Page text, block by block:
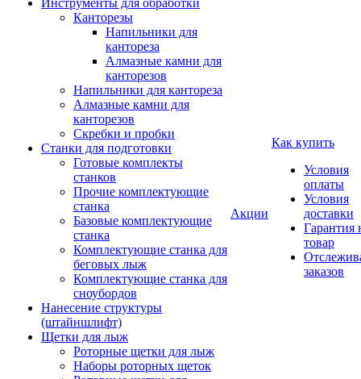
Инструменты для обработки
Канторезы
Напильники для
кантореза
Алмазные камни для
канторезов
Напильники для кантореза
Алмазные камни для
канторезов
Скребки и пробки
Станки для подготовки
Готовые комплекты
станков
Прочие комплектующие
станка
Базовые комплектующие
станка
Комплектующие станка для
беговых лыж
Комплектующие станка для
сноубордов
Нанесение структуры
(штайншлифт)
Щетки для лыж
Роторные щетки для лыж
Наборы роторных щеток
Акции
Как купить
Условия
оплаты
Условия
доставки
Гарантия
товар
заказов